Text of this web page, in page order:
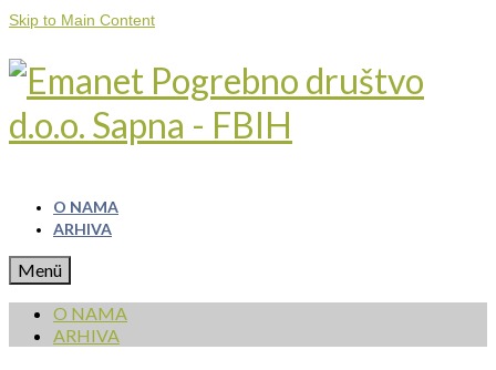
Skip to Main Content
O NAMA
ARHIVA
Menü
O NAMA
ARHIVA